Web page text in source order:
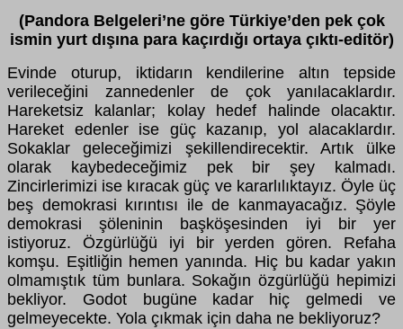
(Pandora Belgeleri’ne göre Türkiye’den pek çok
ismin yurt dışına para kaçırdığı ortaya çıktı-editör)
Evinde oturup, iktidarın kendilerine altın tepside
verileceğini zannedenler de çok yanılacaklardır.
Hareketsiz kalanlar; kolay hedef halinde olacaktır.
Hareket edenler ise güç kazanıp, yol alacaklardır.
Sokaklar geleceğimizi şekillendirecektir. Artık ülke
olarak kaybedeceğimiz pek bir şey kalmadı.
Zincirlerimizi ise kıracak güç ve kararlılıktayız. Öyle üç
beş demokrasi kırıntısı ile de kanmayacağız. Şöyle
demokrasi şöleninin başköşesinden iyi bir yer
istiyoruz. Özgürlüğü iyi bir yerden gören. Refaha
komşu. Eşitliğin hemen yanında. Hiç bu kadar yakın
olmamıştık tüm bunlara. Sokağın özgürlüğü hepimizi
bekliyor. Godot bugüne kadar hiç gelmedi ve
gelmeyecekte. Yola çıkmak için daha ne bekliyoruz?